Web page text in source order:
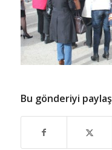
Bu gönderiyi paylaş